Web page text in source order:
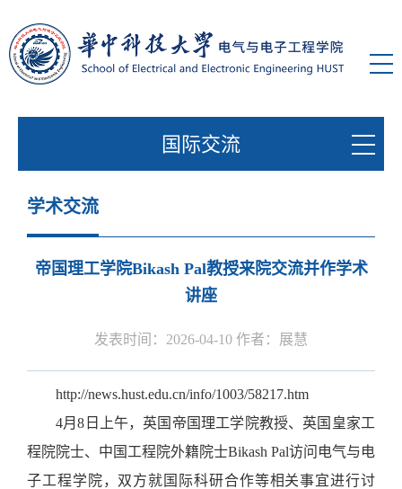
国际交流
学术交流
帝国理工学院Bikash Pal教授来院交流并作学术
讲座
发表时间：2026-04-10 作者：展慧
http://news.hust.edu.cn/info/1003/58217.htm
4月8日上午，英国帝国理工学院教授、英国皇家工
程院院士、中国工程院外籍院士Bikash Pal访问电气与电
子工程学院，双方就国际科研合作等相关事宜进行讨